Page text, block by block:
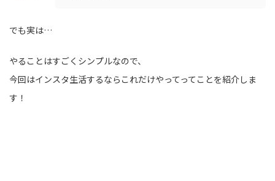
でも実は…
やることはすごくシンプルなので、
今回はインスタ生活するならこれだけやってってことを紹介しま
す！